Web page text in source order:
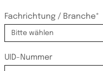
Fachrichtung / Branche*
UID-Nummer